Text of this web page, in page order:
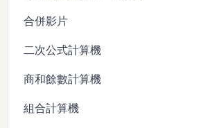
合併影片
二次公式計算機
商和餘數計算機
組合計算機